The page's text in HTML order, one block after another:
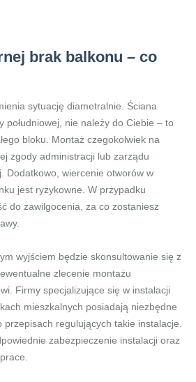
brak balkonu – co
sytuację diametralnie. Ściana
południowej, nie należy do Ciebie – to
bloku. Montaż czegokolwiek na
zgody administracji lub zarządu
Dodatkowo, wiercenie otworów w
jest ryzykowne. W przypadku
do zawilgocenia, za co zostaniesz
wyjściem będzie skonsultowanie się z
zlecenie montażu
Firmy specjalizujące się w instalacji
mieszkalnych posiadają niezbędne
regulujących takie instalacje.
zabezpieczenie instalacji oraz